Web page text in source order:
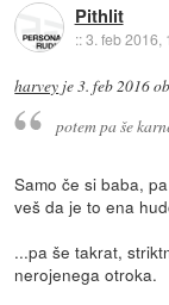
Pithlit
::3. feb 2016,
harvey je3. feb 2016
potem pa še
Samo če si baba,
veš da je to ena
...pa še takrat,
nerojenega otroka.